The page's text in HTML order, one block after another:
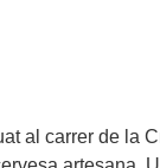
al carrer de la